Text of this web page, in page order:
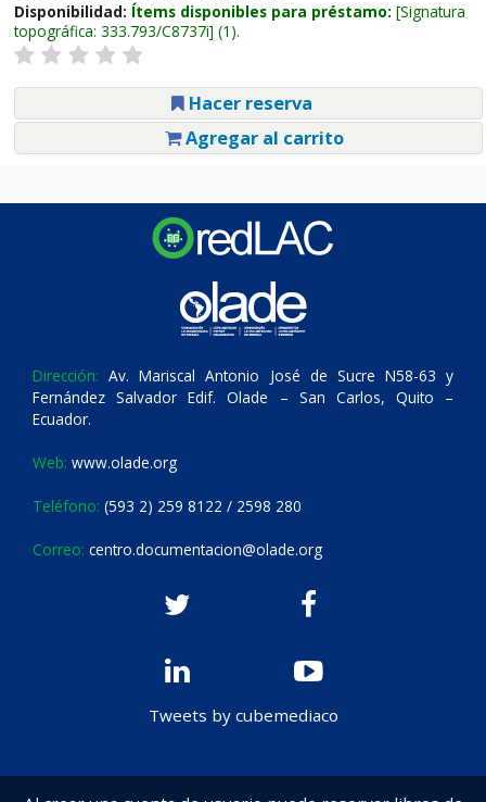
Disponibilidad: Ítems disponibles para préstamo: Signatura
topográfica: 333.793/C8737i (1).
Hacer reserva
Agregar al carrito
Dirección: Av. Mariscal Antonio José de Sucre N58-63 y
Fernández Salvador Edif. Olade – San Carlos, Quito –
Ecuador.
Web: www.olade.org
Teléfono: (593 2) 259 8122 / 2598 280
Correo: centro.documentacion@olade.org
Tweets by cubemediaco